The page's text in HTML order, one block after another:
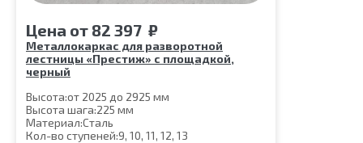
Цена от 82 397 ₽
Металлокаркас для разворотной
лестницы «Престиж» с площадкой,
черный
Высота:от 2025 до 2925 мм
Высота шага:225 мм
Материал:Сталь
Кол-во ступеней:9, 10, 11, 12, 13